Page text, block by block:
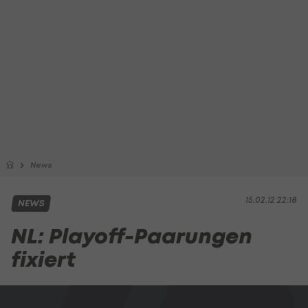
News
15.02.12 22:18
NEWS
NL: Playoff-Paarungen
fixiert